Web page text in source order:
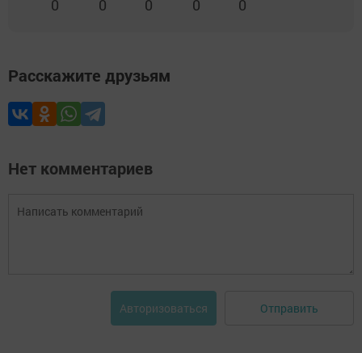
0 0 0 0 0
Расскажите друзьям
Нет комментариев
Авторизоваться Отправить